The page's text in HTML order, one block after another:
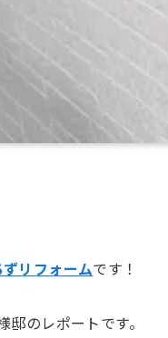
リフォームです！
のレポートです。